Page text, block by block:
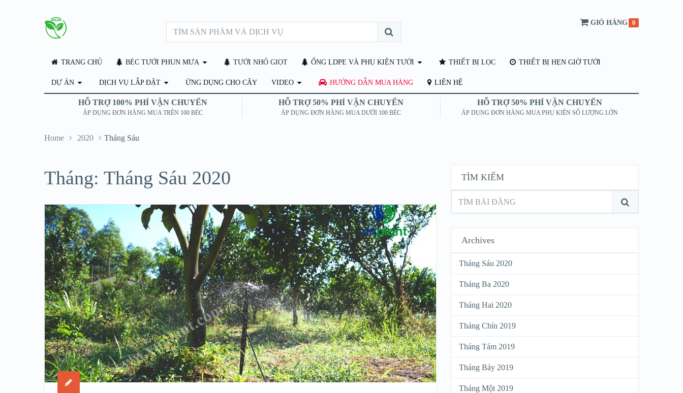
GIỎ HÀNG 0
TRANG CHỦ BÉC TƯỚI PHUN MƯA TƯỚI NHỎ GIỌT ỐNG LDPE VÀ PHỤ KIỆN TƯỚI THIẾT BỊ LỌC THIẾT BỊ HẸN GIỜ TƯỚI
DỰ ÁN DỊCH VỤ LẮP ĐẶT ỨNG DỤNG CHO CÂY VIDEO HƯỚNG DẪN MUA HÀNG LIÊN HỆ
HỖ TRỢ 100% PHÍ VẬN CHUYỂN
ÁP DỤNG ĐƠN HÀNG MUA TRÊN 100 BÉC
HỖ TRỢ 50% PHÍ VẬN CHUYỂN
ÁP DỤNG ĐƠN HÀNG MUA DƯỚI 100 BÉC
HỖ TRỢ 50% PHÍ VẬN CHUYỂN
ÁP DỤNG ĐƠN HÀNG MUA PHỤ KIỆN SỐ LƯỢNG LỚN
Home 2020 Tháng Sáu
Tháng: Tháng Sáu 2020 TÌM KIẾM
Archives
Tháng Sáu 2020
Tháng Ba 2020
Tháng Hai 2020
Tháng Chín 2019
Tháng Tám 2019
Tháng Bảy 2019
Tháng Một 2019